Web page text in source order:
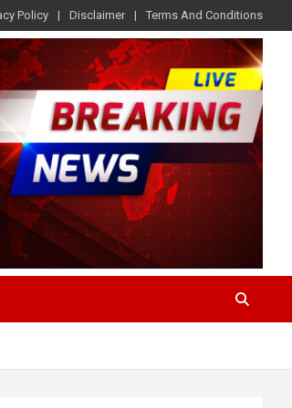
Policy Disclaimer Terms And Conditions